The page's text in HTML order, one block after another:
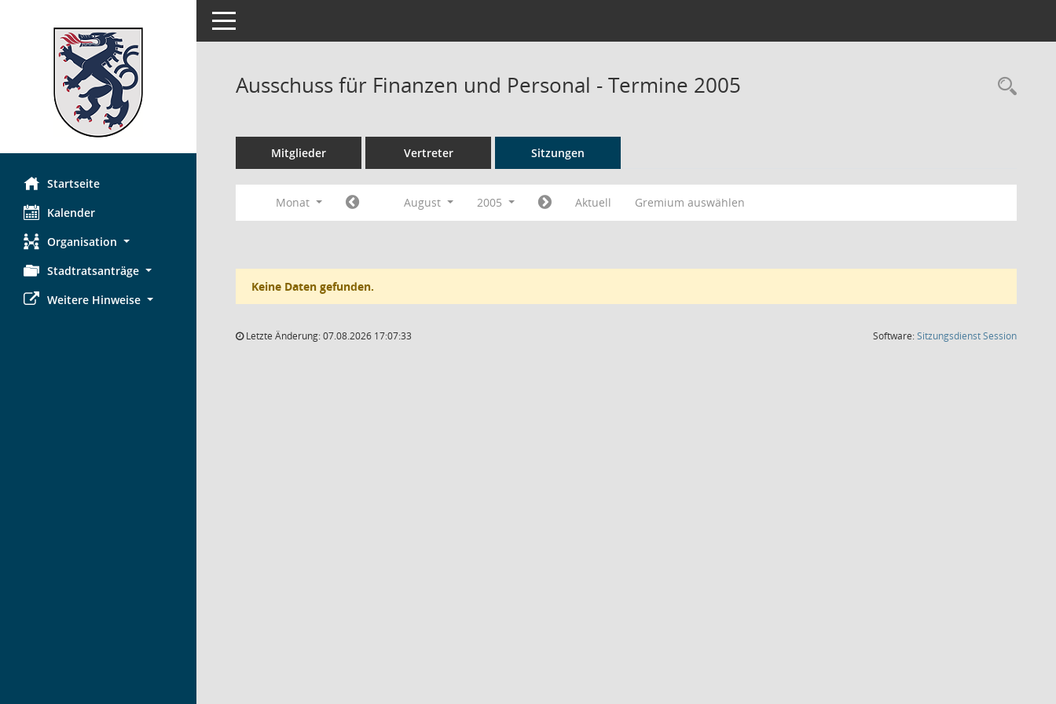
Startseite
Kalender
Organisation
Stadtratsanträge
Weitere Hinweise
Toggle navigation
Ausschuss für Finanzen und Personal - Termine 2005
Mitglieder Vertreter Sitzungen
Monat August 2005 Aktuell Gremium auswählen
Keine Daten gefunden.
Letzte Änderung: 07.08.2026 17:07:33 Software:SitzungsdienstSession(Wird in